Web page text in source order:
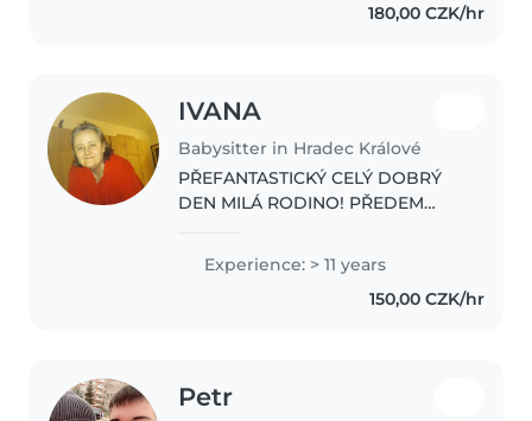
180,00 CZK/hr
IVANA
Babysitter in Hradec Králové
PŘEFANTASTICKÝ CELÝ DOBRÝ
DEN MILÁ RODINO! PŘEDEM
SVÉ PRACOVNÍ ZKUŠENOSTI
JSEM NASBÍRALA PŘI SVÉM
POBYTU V NĚMECKU A
Experience: > 11 years
150,00 CZK/hr
Petr